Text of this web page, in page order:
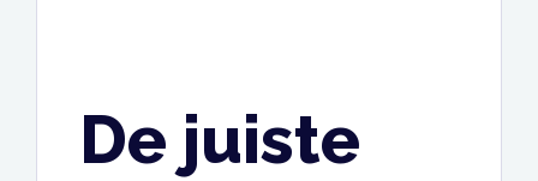
De juiste